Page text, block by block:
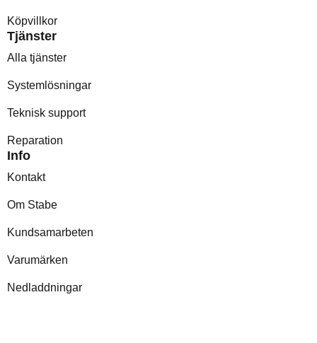
Köpvillkor
Tjänster
Alla tjänster
Systemlösningar
Teknisk support
Reparation
Info
Kontakt
Om Stabe
Kundsamarbeten
Varumärken
Nedladdningar